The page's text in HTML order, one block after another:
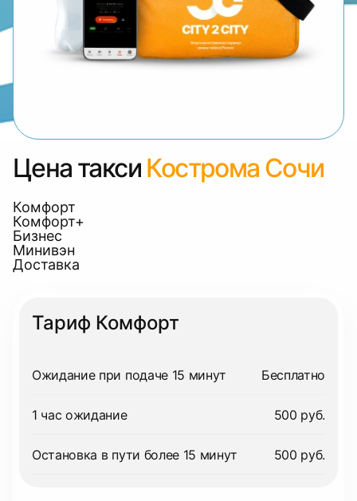
Цена такси Кострома Сочи
Комфорт
Комфорт+
Бизнес
Минивэн
Доставка
Тариф Комфорт
Ожидание при подаче 15 минут Бесплатно
1 час ожидание 500 руб.
Остановка в пути более 15 минут 500 руб.